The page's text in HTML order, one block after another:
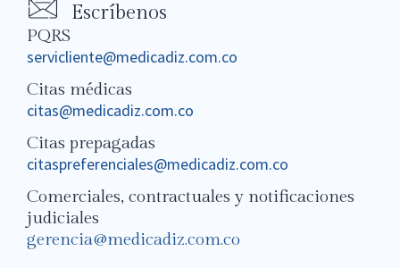
Escríbenos
PQRS
servicliente@medicadiz.com.co
Citas médicas
citas@medicadiz.com.co
Citas prepagadas
citaspreferenciales@medicadiz.com.co
Comerciales, contractuales y notificaciones
judiciales
gerencia@medicadiz.com.co